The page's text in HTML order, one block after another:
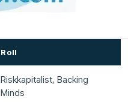
Roll
Riskkapitalist, Backing
Minds